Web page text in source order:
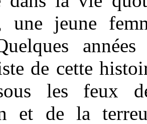
une jeune
de cette
les feux
et de la